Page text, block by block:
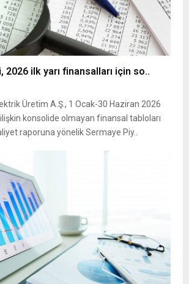
2026 ilk yarı finansalları için so..
Üretim A.Ş., 1 Ocak-30 Haziran 2026
konsolide olmayan finansal tabloları
raporuna yönelik Sermaye Piy..